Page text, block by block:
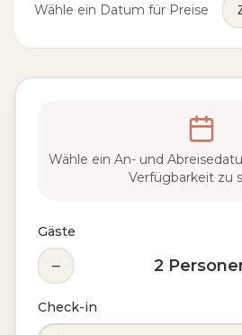
Wähle ein Datum für Preise
Wähle ein An- und
Verfügbarkeit zu
Gäste
− 2
Check-in